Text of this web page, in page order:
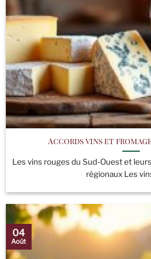
Accords vins et
Les vins rouges du Sud-Ouest et
régionaux Les
04
Août